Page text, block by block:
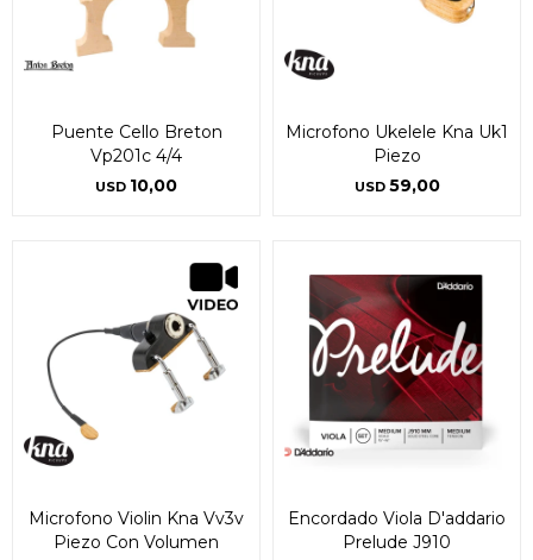
Puente Cello Breton
Vp201c 4/4
USD 10,00
Microfono Ukelele Kna Uk1
Piezo
USD 59,00
Microfono Violin Kna Vv3v
Piezo Con Volumen
Encordado Viola D'addario
Prelude J910